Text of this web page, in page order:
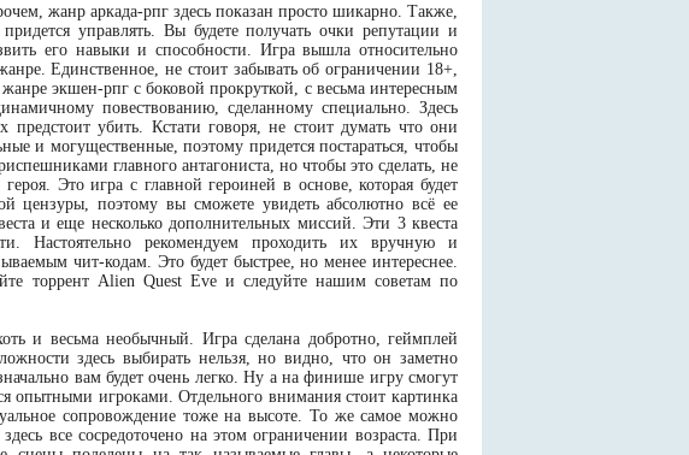
жанр аркада-рпг здесь показан просто шикарно. Также,
управлять. Вы будете получать очки репутации и
его навыки и способности. Игра вышла относительно
Единственное, не стоит забывать об ограничении 18+,
экшен-рпг с боковой прокруткой, с весьма интересным
повествованию, сделанному специально. Здесь
убить. Кстати говоря, не стоит думать что они
и могущественные, поэтому придется постараться, чтобы
главного антагониста, но чтобы это сделать, не
Это игра с главной героиней в основе, которая будет
цензуры, поэтому вы сможете увидеть абсолютно всё ее
и еще несколько дополнительных миссий. Эти 3 квеста
Настоятельно рекомендуем проходить их вручную и
чит-кодам. Это будет быстрее, но менее интереснее.
торрент Alien Quest Eve и следуйте нашим советам по
и весьма необычный. Игра сделана добротно, геймплей
здесь выбирать нельзя, но видно, что он заметно
вам будет очень легко. Ну а на финише игру смогут
игроками. Отдельного внимания стоит картинка
сопровождение тоже на высоте. То же самое можно
все сосредоточено на этом ограничении возраста. При